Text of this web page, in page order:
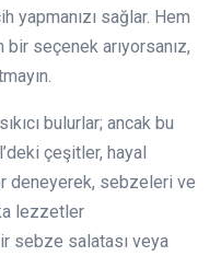
yapmanızı sağlar. Hem
seçenek arıyorsanız,
bulurlar; ancak bu
çeşitler, hayal
deneyerek, sebzeleri ve
lezzetler
sebze salatası veya